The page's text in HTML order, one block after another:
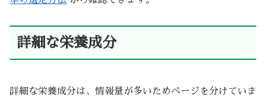
詳細な栄養成分
詳細な栄養成分は、情報量が多いためページを分けていま